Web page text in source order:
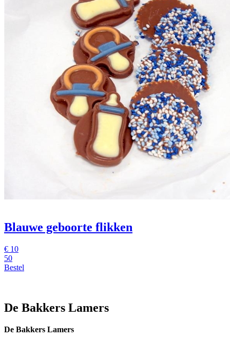
Blauwe geboorte flikken
€ 10
50
Bestel
De Bakkers Lamers
De Bakkers Lamers